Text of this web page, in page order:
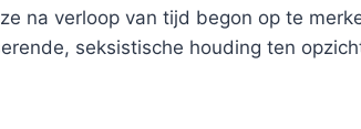
na verloop van tijd begon op te
seksistische houding ten